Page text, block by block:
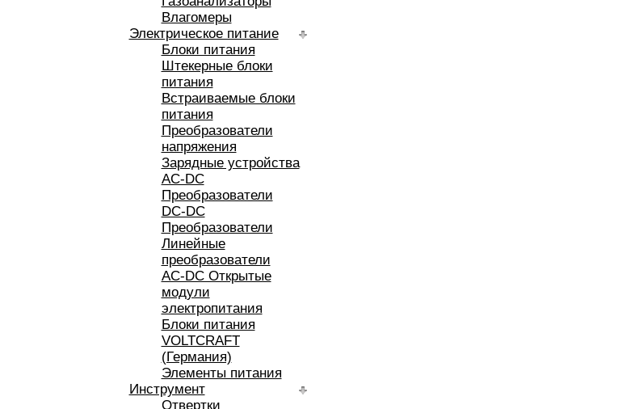
Влагомеры
Электрическое питание
Блоки питания
Штекерные блоки
питания
Встраиваемые блоки
питания
Преобразователи
напряжения
Зарядные устройства
AC-DC
Преобразователи
DC-DC
Преобразователи
Линейные
преобразователи
AC-DC Открытые
модули
электропитания
Блоки питания
VOLTCRAFT
(Германия)
Элементы питания
Инструмент
Отвертки